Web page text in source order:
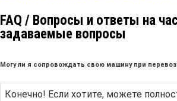
FAQ / Вопросы и ответы на
задаваемые вопросы
Могу ли я сопровождать свою машину при
Конечно! Если хотите, можете